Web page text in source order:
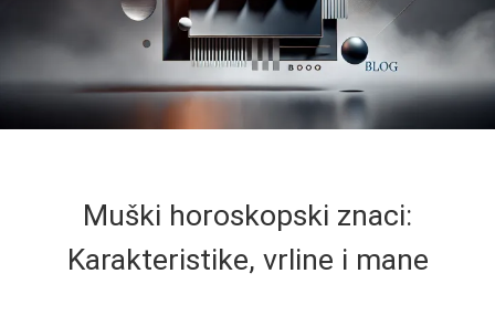
Muški horoskopski znaci:
Karakteristike, vrline i mane